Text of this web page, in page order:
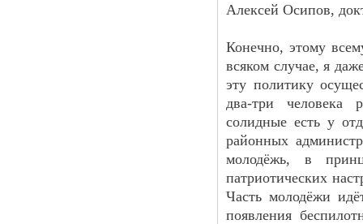
Алексей Осипов,
Конечно, этому
всяком случае, я
эту политику
два-три
солидные есть у
районных
молодёжь, в
патриотических
Часть молодёжи
появления